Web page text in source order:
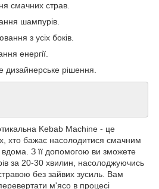
смачних страв.
шампурів.
з усіх боків.
енергії.
дизайнерське рішення.
Kebab Machine - це
хто бажає насолодитися смачним
З її допомогою ви зможете
за 20-30 хвилин, насолоджуючись
без зайвих зусиль. Вам
м'ясо в процесі